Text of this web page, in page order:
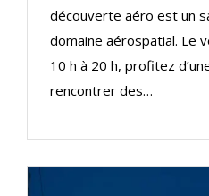
découverte aéro est un
domaine aérospatial. Le
10 h à 20 h, profitez
rencontrer des…